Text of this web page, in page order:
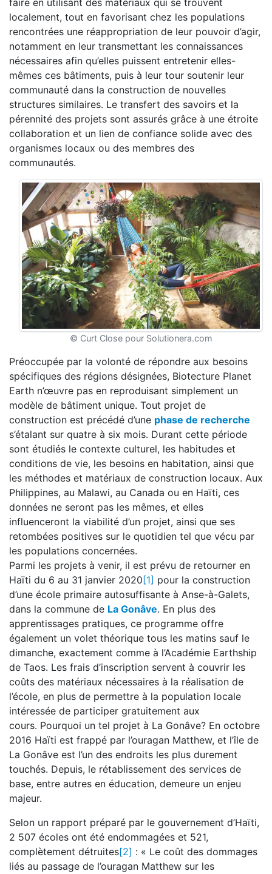
faire en utilisant des matériaux qui se trouvent
localement, tout en favorisant chez les populations
rencontrées une réappropriation de leur pouvoir d’agir,
notamment en leur transmettant les connaissances
nécessaires afin qu’elles puissent entretenir elles-
mêmes ces bâtiments, puis à leur tour soutenir leur
communauté dans la construction de nouvelles
structures similaires. Le transfert des savoirs et la
pérennité des projets sont assurés grâce à une étroite
collaboration et un lien de confiance solide avec des
organismes locaux ou des membres des
communautés.
© Curt Close pour Solutionera.com
Préoccupée par la volonté de répondre aux besoins
spécifiques des régions désignées, Biotecture Planet
Earth n’œuvre pas en reproduisant simplement un
modèle de bâtiment unique. Tout projet de
construction est précédé d’une phase de recherche
s’étalant sur quatre à six mois. Durant cette période
sont étudiés le contexte culturel, les habitudes et
conditions de vie, les besoins en habitation, ainsi que
les méthodes et matériaux de construction locaux. Aux
Philippines, au Malawi, au Canada ou en Haïti, ces
données ne seront pas les mêmes, et elles
influenceront la viabilité d’un projet, ainsi que ses
retombées positives sur le quotidien tel que vécu par
les populations concernées.
Parmi les projets à venir, il est prévu de retourner en
Haïti du 6 au 31 janvier 2020 [1] pour la construction
d’une école primaire autosuffisante à Anse-à-Galets,
dans la commune de La Gonâve. En plus des
apprentissages pratiques, ce programme offre
également un volet théorique tous les matins sauf le
dimanche, exactement comme à l’Académie Earthship
de Taos. Les frais d’inscription servent à couvrir les
coûts des matériaux nécessaires à la réalisation de
l’école, en plus de permettre à la population locale
intéressée de participer gratuitement aux
cours. Pourquoi un tel projet à La Gonâve? En octobre
2016 Haïti est frappé par l’ouragan Matthew, et l’île de
La Gonâve est l’un des endroits les plus durement
touchés. Depuis, le rétablissement des services de
base, entre autres en éducation, demeure un enjeu
majeur.
Selon un rapport préparé par le gouvernement d’Haïti,
2 507 écoles ont été endommagées et 521,
complètement détruites[2] : « Le coût des dommages
liés au passage de l’ouragan Matthew sur les